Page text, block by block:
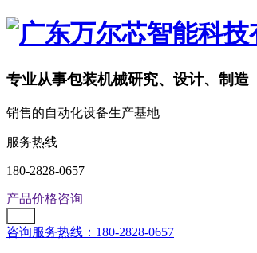
专业从事包装机械研究、设计、制造
销售的自动化设备生产基地
服务热线
180-2828-0657
产品价格咨询
咨询服务热线：180-2828-0657